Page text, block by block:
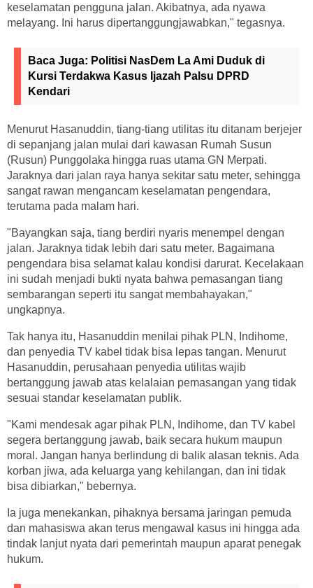
keselamatan pengguna jalan. Akibatnya, ada nyawa
melayang. Ini harus dipertanggungjawabkan," tegasnya.
Baca Juga: Politisi NasDem La Ami Duduk di
Kursi Terdakwa Kasus Ijazah Palsu DPRD
Kendari
Menurut Hasanuddin, tiang-tiang utilitas itu ditanam berjejer
di sepanjang jalan mulai dari kawasan Rumah Susun
(Rusun) Punggolaka hingga ruas utama GN Merpati.
Jaraknya dari jalan raya hanya sekitar satu meter, sehingga
sangat rawan mengancam keselamatan pengendara,
terutama pada malam hari.
"Bayangkan saja, tiang berdiri nyaris menempel dengan
jalan. Jaraknya tidak lebih dari satu meter. Bagaimana
pengendara bisa selamat kalau kondisi darurat. Kecelakaan
ini sudah menjadi bukti nyata bahwa pemasangan tiang
sembarangan seperti itu sangat membahayakan,"
ungkapnya.
Tak hanya itu, Hasanuddin menilai pihak PLN, Indihome,
dan penyedia TV kabel tidak bisa lepas tangan. Menurut
Hasanuddin, perusahaan penyedia utilitas wajib
bertanggung jawab atas kelalaian pemasangan yang tidak
sesuai standar keselamatan publik.
"Kami mendesak agar pihak PLN, Indihome, dan TV kabel
segera bertanggung jawab, baik secara hukum maupun
moral. Jangan hanya berlindung di balik alasan teknis. Ada
korban jiwa, ada keluarga yang kehilangan, dan ini tidak
bisa dibiarkan," bebernya.
Ia juga menekankan, pihaknya bersama jaringan pemuda
dan mahasiswa akan terus mengawal kasus ini hingga ada
tindak lanjut nyata dari pemerintah maupun aparat penegak
hukum.